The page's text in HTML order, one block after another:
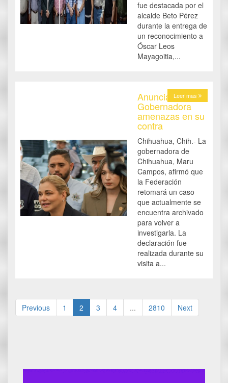
fue destacada por el
alcalde Beto Pérez
durante la entrega de
un reconocimiento a
Óscar Leos
Mayagoitia,...
Leer mas
Anuncia
Gobernadora
amenazas en su
contra
Chihuahua, Chih.- La
gobernadora de
Chihuahua, Maru
Campos, afirmó que
la Federación
retomará un caso
que actualmente se
encuentra archivado
para volver a
investigarla. La
declaración fue
realizada durante su
visita a...
Previous 1 2 3 4 ... 2810 Next